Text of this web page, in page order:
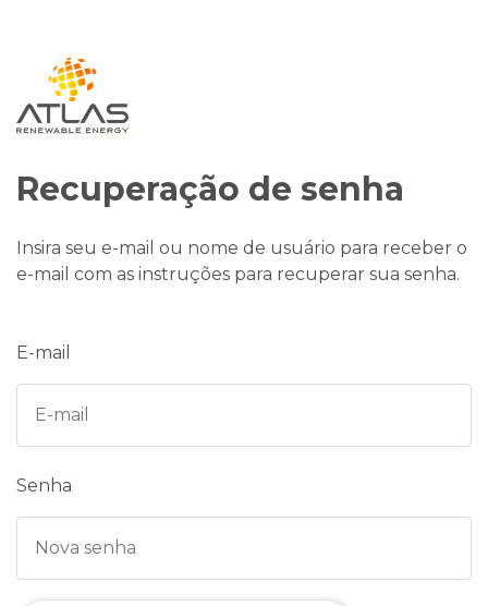
Recuperação de senha
Insira seu e-mail ou nome de usuário para receber o
e-mail com as instruções para recuperar sua senha.
E-mail
Senha